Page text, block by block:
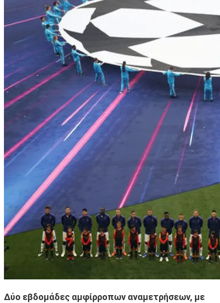
Δύο εβδομάδες αμφίρροπων αναμετρήσεων, με